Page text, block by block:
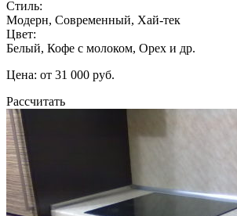
Стиль:
Модерн, Современный, Хай-тек
Цвет:
Белый, Кофе с молоком, Орех и др.
Цена: от 31 000 руб.
Рассчитать